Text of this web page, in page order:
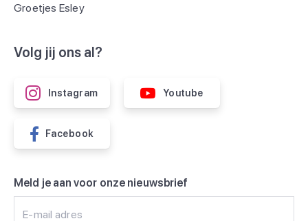
Groetjes Esley
Volg jij ons al?
Instagram Youtube
Facebook
Meld je aan voor onze nieuwsbrief
E-mail adres